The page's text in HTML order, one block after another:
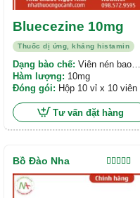
Thuốc dị ứng, kháng histamin
Bluecezine 10mg
Dạng bào chế: Viên nén bao
phim
Hàm lượng: 10mg
Đóng gói: Hộp 10 vỉ x 10 viên
Tư vấn đặt hàng
Được xếp
hạng5.00
Bồ Đào Nha